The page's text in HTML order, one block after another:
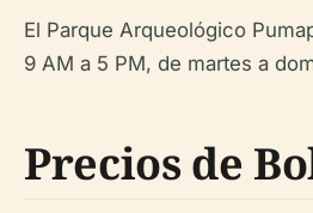
El Parque Arqueológico
9 AM a 5 PM, de martes a
Precios de